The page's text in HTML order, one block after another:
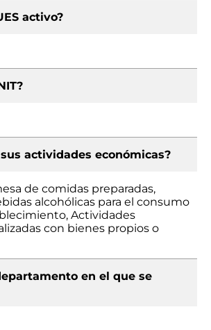
activo?
actividades económicas?
de comidas preparadas,
alcohólicas para el consumo
Actividades
con bienes propios o
en el que se